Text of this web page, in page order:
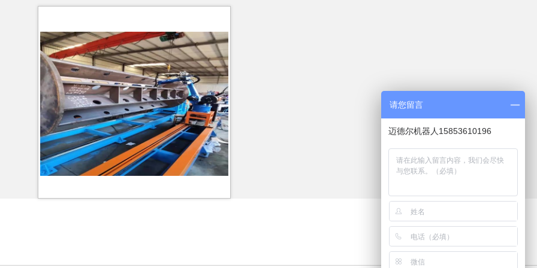
请您留言
迈德尔机器人15853610196